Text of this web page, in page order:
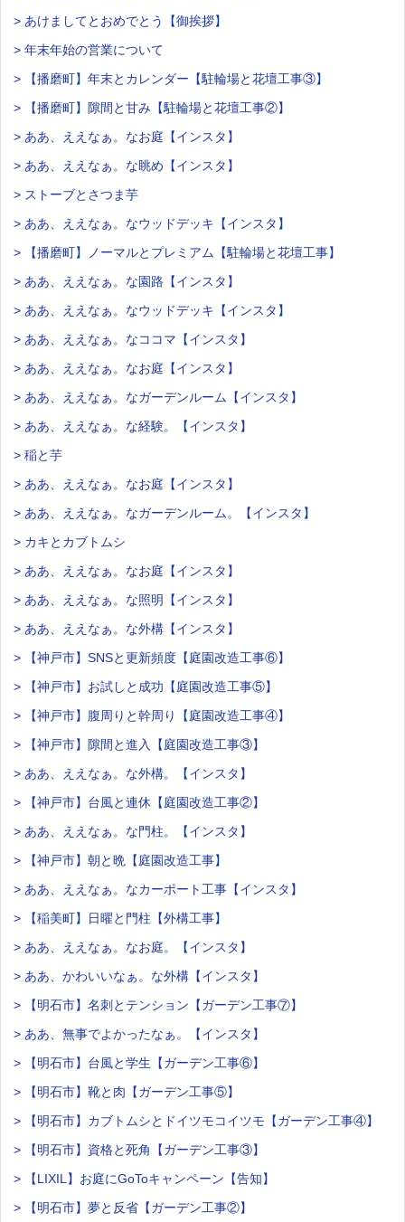
> あけましてとおめでとう【御挨拶】
> 年末年始の営業について
> 【播磨町】年末とカレンダー【駐輪場と花壇工事③】
> 【播磨町】隙間と甘み【駐輪場と花壇工事②】
> ああ、ええなぁ。なお庭【インスタ】
> ああ、ええなぁ。な眺め【インスタ】
> ストーブとさつま芋
> ああ、ええなぁ。なウッドデッキ【インスタ】
> 【播磨町】ノーマルとプレミアム【駐輪場と花壇工事】
> ああ、ええなぁ。な園路【インスタ】
> ああ、ええなぁ。なウッドデッキ【インスタ】
> ああ、ええなぁ。なココマ【インスタ】
> ああ、ええなぁ。なお庭【インスタ】
> ああ、ええなぁ。なガーデンルーム【インスタ】
> ああ、ええなぁ。な経験。【インスタ】
> 稲と芋
> ああ、ええなぁ。なお庭【インスタ】
> ああ、ええなぁ。なガーデンルーム。【インスタ】
> カキとカブトムシ
> ああ、ええなぁ。なお庭【インスタ】
> ああ、ええなぁ。な照明【インスタ】
> ああ、ええなぁ。な外構【インスタ】
> 【神戸市】SNSと更新頻度【庭園改造工事⑥】
> 【神戸市】お試しと成功【庭園改造工事⑤】
> 【神戸市】腹周りと幹周り【庭園改造工事④】
> 【神戸市】隙間と進入【庭園改造工事③】
> ああ、ええなぁ。な外構。【インスタ】
> 【神戸市】台風と連休【庭園改造工事②】
> ああ、ええなぁ。な門柱。【インスタ】
> 【神戸市】朝と晩【庭園改造工事】
> ああ、ええなぁ。なカーポート工事【インスタ】
> 【稲美町】日曜と門柱【外構工事】
> ああ、ええなぁ。なお庭。【インスタ】
> ああ、かわいいなぁ。な外構【インスタ】
> 【明石市】名刺とテンション【ガーデン工事⑦】
> ああ、無事でよかったなぁ。【インスタ】
> 【明石市】台風と学生【ガーデン工事⑥】
> 【明石市】靴と肉【ガーデン工事⑤】
> 【明石市】カブトムシとドイツモコイツモ【ガーデン工事④】
> 【明石市】資格と死角【ガーデン工事③】
> 【LIXIL】お庭にGoToキャンペーン【告知】
> 【明石市】夢と反省【ガーデン工事②】